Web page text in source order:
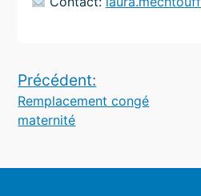
Navigation
de
Précédent:
Remplacement congé
maternité